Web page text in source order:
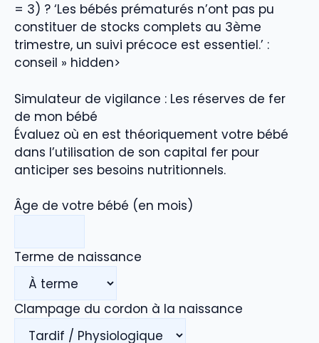
= 3) ? ‘Les bébés prématurés n’ont pas pu
constituer de stocks complets au 3ème
trimestre, un suivi précoce est essentiel.’ :
conseil » hidden>
Simulateur de vigilance : Les réserves de fer
de mon bébé
Évaluez où en est théoriquement votre bébé
dans l’utilisation de son capital fer pour
anticiper ses besoins nutritionnels.
Âge de votre bébé (en mois)
Terme de naissance
Clampage du cordon à la naissance